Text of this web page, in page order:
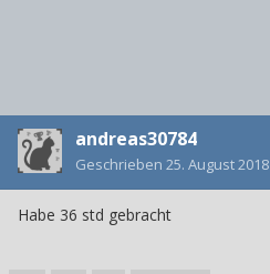
andreas30784
Geschrieben 25. August 2018
Habe 36 std gebracht